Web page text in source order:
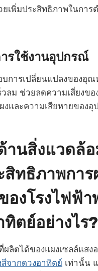
เพิ่มประสิทธิภาพในการ
รใช้งานอุปกรณ์
บการเปลี่ยนแปลงของอุ
ลม ช่วยลดความเสี่ยงขอ
งและความเสียหายของอุ
านสิ่งแวดล้
สิทธิภาพการ
องโรงไฟฟ้า
ทิตย์อย่างไร?
ผลิตได้ของแผงเซลล์แสง
สีจากดวงอาทิตย์ เท่านั้น